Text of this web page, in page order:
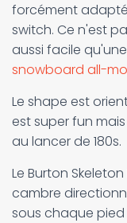
forcément
switch. Ce n'est
aussi facile
snowboard all-
Le shape est
est super fun
au lancer de 180s.
Le Burton
cambre
sous chaque